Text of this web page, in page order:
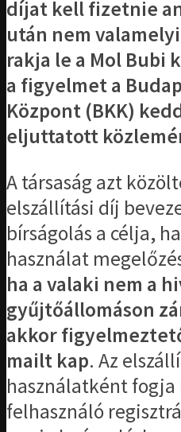
díjat kell fizetnie
után nem
rakja le a Mol Bubi
a figyelmet a
Központ (BKK)
eljuttatott
A társaság azt
elszállítási díj
bírságolás a célja,
használat
ha a valaki nem a
gyűjtőállomáson
akkor
mailt kap. Az
használatként fogja
felhasználó